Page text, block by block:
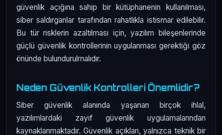
güvenlik açığına sahip bir kütüphanenin kullanılması,
siber saldırganlar tarafından rahatlıkla istismar edilebilir.
Bu tür risklerin azaltılması için, yazılım bileşenlerinde
güçlü güvenlik kontrollerinin uygulanması gerektiği göz
önünde bulundurulmalıdır.
Neden Güvenlik Kontrolleri Önemlidir?
Siber güvenlik alanında yaşanan birçok ihlal,
yazılımlardaki zayıf güvenlik uygulamalarından
kaynaklanmaktadır. Güvenlik açıkları, yalnızca teknik bir